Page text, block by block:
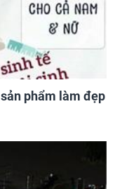
phẩm làm đẹp